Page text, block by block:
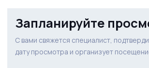
Запланируйте
С вами свяжется специалист,
дату просмотра и организует